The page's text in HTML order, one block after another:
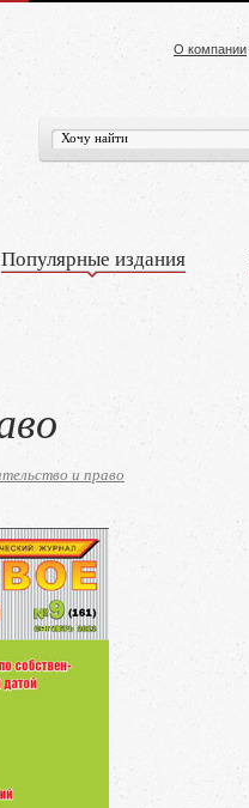
О компании
Популярные издания
и право